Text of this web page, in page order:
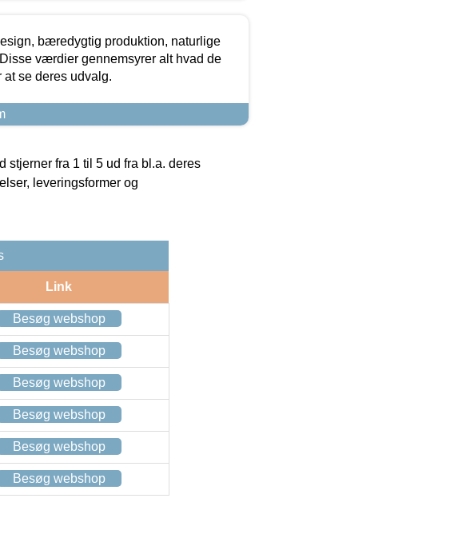
bæredygtig produktion, naturlige
værdier gennemsyrer alt hvad de
at se deres udvalg.
fra 1 til 5 ud fra bl.a. deres
leveringsformer og
Link
Besøg webshop
Besøg webshop
Besøg webshop
Besøg webshop
Besøg webshop
Besøg webshop